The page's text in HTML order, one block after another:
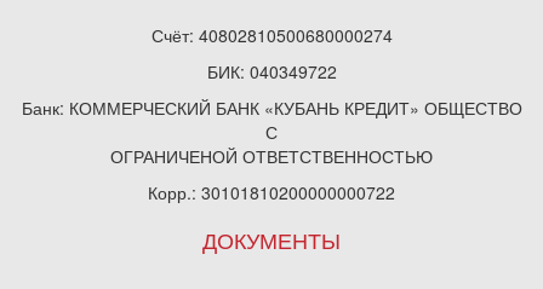
Счёт: 40802810500680000274
БИК: 040349722
Банк: КОММЕРЧЕСКИЙ БАНК «КУБАНЬ КРЕДИТ» ОБЩЕСТВО
С
ОГРАНИЧЕНОЙ ОТВЕТСТВЕННОСТЬЮ
Корр.: 30101810200000000722
ДОКУМЕНТЫ